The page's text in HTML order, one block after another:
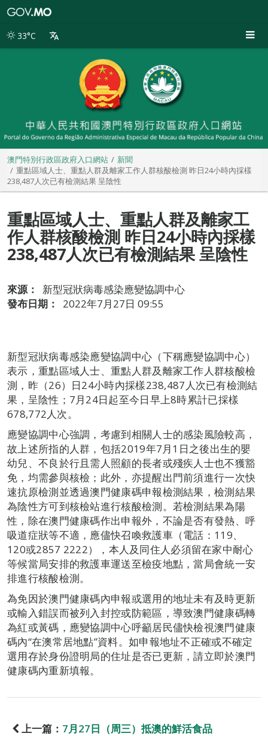
別
33°C
澳門特別行政區政府入口網站
新聞
重點區域人士、重點人群及離家工作人群核酸檢測 昨日24小時內採樣
238,487人次已有檢測結果 呈陰性
重點區域人士、重點人群及離家工
作人群核酸檢測 昨日24小時內採樣
238,487人次已有檢測結果 呈陰性
來源：
新型冠狀病毒感染應變協調中心
發布日期：
2022年7月27日 09:55
新型冠狀病毒感染應變協調中心（下稱應變協調中心）
表示，重點區域人士、重點人群及離家工作人群核酸檢
測，昨（26）日24小時內採樣238,487人次已有檢測結
果，呈陰性；7月24日起至今日早上8時累計已採樣
678,772人次。
應變協調中心強調，考慮到相關人士的感染風險較高，
故上述所指的人群，包括2019年7月1日之後出生的嬰
幼兒、不良於行且需人照顧的長者或殘疾人士也不獲豁
免，均需參與核檢；此外，亦提醒出門前須進行一次快
速抗原檢測並透過澳門健康碼申報檢測結果，檢測結果
為陰性方可到核檢站進行核酸檢測。若檢測結果為陽
性，除在澳門健康碼作出申報外，不論是否有發熱、呼
吸道症狀等不適，應儘快召喚救護車（電話：119、
120或2857 2222），本人及同住人必須留在家中耐心
等候當局安排的救護車運送至檢疫地點，當局會統一安
排進行核酸檢測。
為免因於澳門健康碼內申報或選用的地址未有及時更新
或輸入錯誤而被列入封控或防範區，導致澳門健康碼轉
為紅或黃碼，應變協調中心呼籲居民儘快檢視澳門健康
碼內“在澳常居地點”資料。如申報地址不正確或不確定
選用存於身份證明局的住址是否已更新，請立即於澳門
健康碼內重新填報。
上一篇： 7月27日（周三）抵澳的鮮活食品